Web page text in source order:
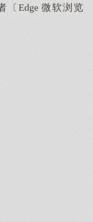
〔Edge 微软浏览